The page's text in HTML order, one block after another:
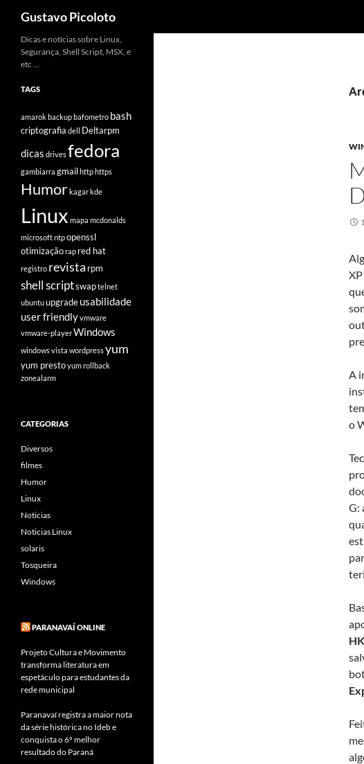
Pular
conteúdo
Gustavo Picoloto
A
o
G:
Dicas e notícias sobre Linux,
Segurança, Shell Script, MSX, e
etc …
TAGS
amarokbackupbafometro bash
criptografia dell Deltarpm
dicas drivesfedora
gambiarra gmailhttphttps
Humorkagarkde
Linux mapa mcdonalds
microsoftntpopenssl
otimizaçãorap red hat
registro revista rpm
shell scriptswaptelnet
ubuntuupgradeusabilidade
user friendlyvmware
vmware-playerWindows
windows vista wordpressyum
yum prestoyum rollback
zonealarm
CATEGORIAS
Diversos
filmes
Humor
Linux
Noticias
Noticias Linux
solaris
Tosqueira
Windows
PARANAVAÍ ONLINE
Projeto Cultura e Movimento
transforma literatura em
espetáculo para estudantes da
rede municipal
Paranavaí registra a maior nota
da série histórica no Ideb e
conquista o 6º melhor
resultado do Paraná